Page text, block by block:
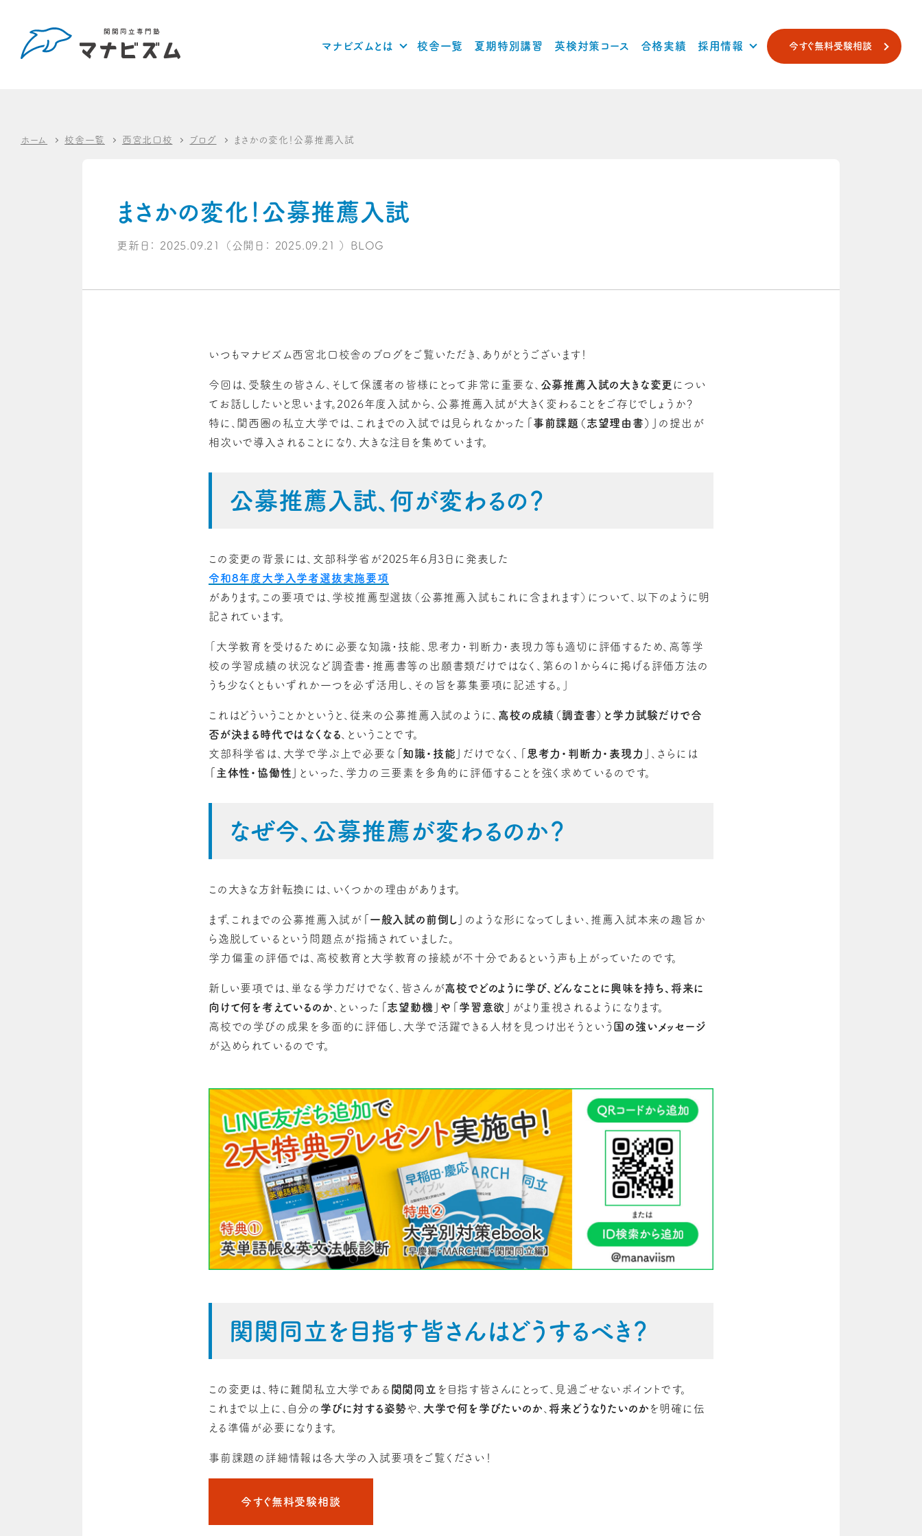
マナビズムとは 校舎一覧 夏期特別講習 英検対策コース 合格実績 採用情報 今すぐ無料受験相談
ホーム 校舎一覧 西宮北口校 ブログ まさかの変化！公募推薦入試
まさかの変化！公募推薦入試
更新日： 2025.09.21 （公開日： 2025.09.21 ） BLOG
いつもマナビズム西宮北口校舎のブログをご覧いただき、ありがとうございます！
今回は、受験生の皆さん、そして保護者の皆様にとって非常に重要な、 公募推薦入試の大きな変更 につい
てお話ししたいと思います。2026年度入試から、公募推薦入試が大きく変わることをご存じでしょうか？
特に、関西圏の私立大学では、これまでの入試では見られなかった
「事前課題（志望理由書）」 の提出が
相次いで導入されることになり、大きな注目を集めています。
公募推薦入試、何が変わるの？
この変更の背景には、文部科学省が2025年6月3日に発表した
令和8年度大学入学者選抜実施要項
があります。この要項では、学校推薦型選抜（公募推薦入試もこれに含まれます）について、以下のように明
記されています。
「大学教育を受けるために必要な知識・技能、思考力・判断力・表現力等も適切に評価するため、高等学
校の学習成績の状況など調査書・推薦書等の出願書類だけではなく、第６の１から４に掲げる評価方法の
うち少なくともいずれか一つを必ず活用し、その旨を募集要項に記述する。」
これはどういうことかというと、従来の公募推薦入試のように、 高校の成績（調査書）と学力試験だけで合
否が決まる時代ではなくなる 、ということです。
文部科学省は、大学で学ぶ上で必要な
「知識・技能」 だけでなく、 「思考力・判断力・表現力」
、さらには
「主体性・協働性」
といった、学力の三要素を多角的に評価することを強く求めているのです。
なぜ今、公募推薦が変わるのか？
この大きな方針転換には、いくつかの理由があります。
まず、これまでの公募推薦入試が 「一般入試の前倒し」 のような形になってしまい、推薦入試本来の趣旨か
ら逸脱しているという問題点が指摘されていました。
学力偏重の評価では、高校教育と大学教育の接続が不十分であるという声も上がっていたのです。
新しい要項では、単なる学力だけでなく、皆さんが高校でどのように学び、どんなことに興味を持ち、将来に
向けて何を考えているのか
、といった 「志望動機」や「学習意欲」
がより重視されるようになります。
高校での学びの成果を多面的に評価し、大学で活躍できる人材を見つけ出そうという国の強いメッセージ
が込められているのです。
関関同立を目指す皆さんはどうするべき？
この変更は、特に難関私立大学である 関関同立 を目指す皆さんにとって、見過ごせないポイントです。
これまで以上に、自分の 学びに対する姿勢や、 大学で何を学びたいのか 将来どうなりたいのか を明確に伝
える準備が必要になります。
事前課題の詳細情報は各大学の入試要項をご覧ください！
今すぐ無料受験相談